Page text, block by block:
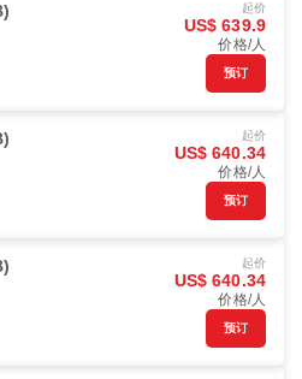
起价
US$ 639.9
价格/人
预订
起价
US$ 640.34
价格/人
预订
起价
US$ 640.34
价格/人
预订